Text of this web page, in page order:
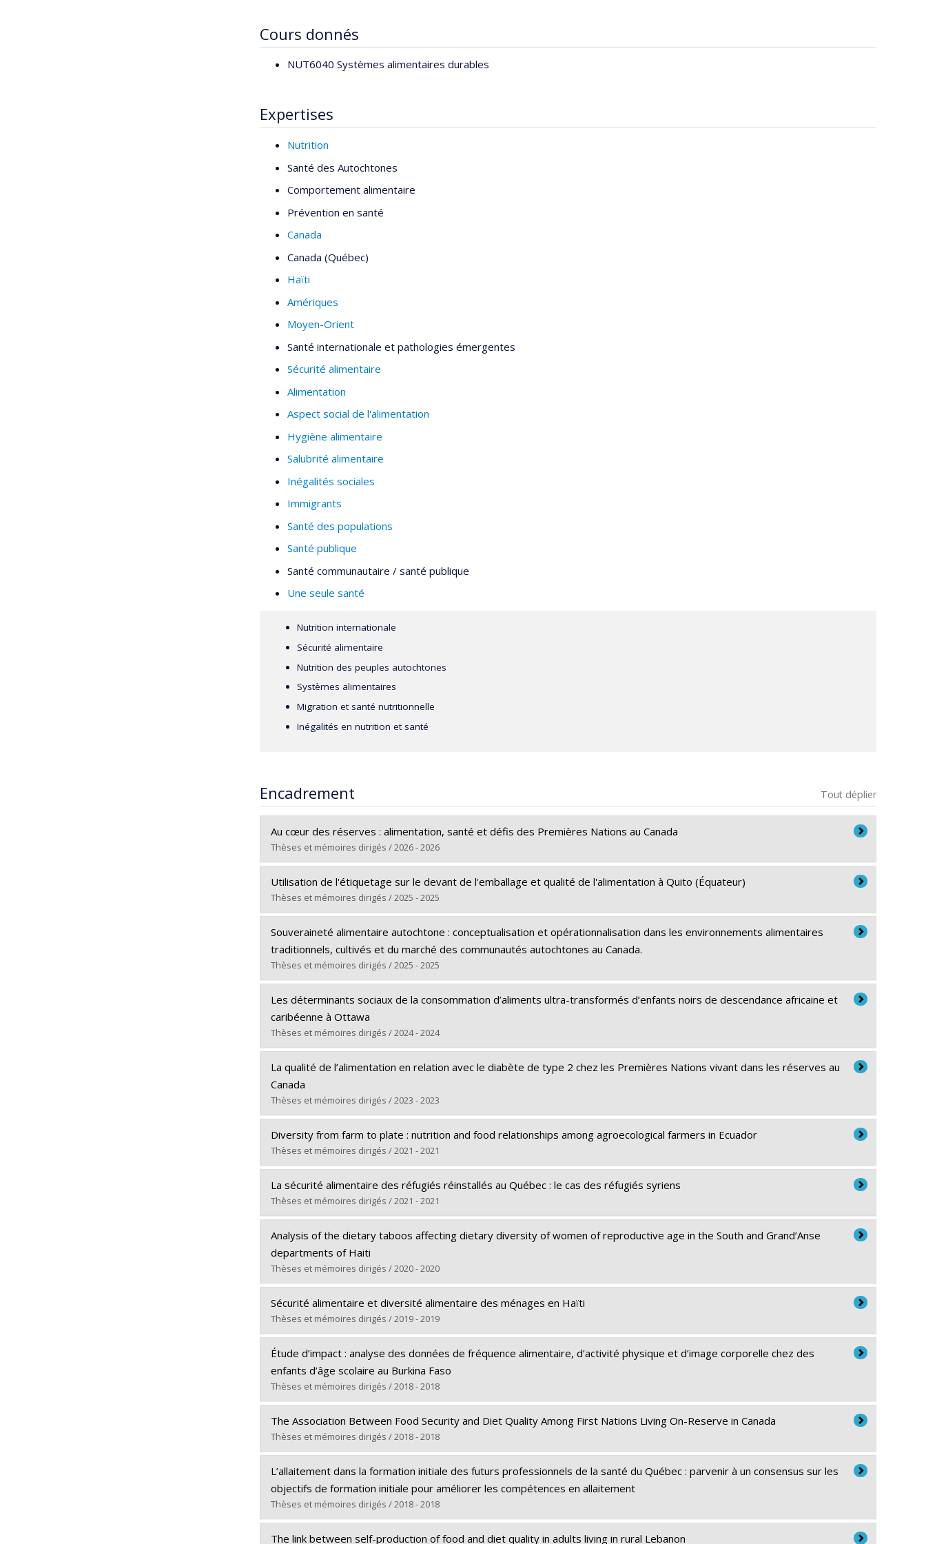
Cours donnés
NUT6040 Systèmes alimentaires durables
Expertises
Nutrition
Santé des Autochtones
Comportement alimentaire
Prévention en santé
Canada
Canada (Québec)
Haïti
Amériques
Moyen-Orient
Santé internationale et pathologies émergentes
Sécurité alimentaire
Alimentation
Aspect social de l'alimentation
Hygiène alimentaire
Salubrité alimentaire
Inégalités sociales
Immigrants
Santé des populations
Santé publique
Santé communautaire / santé publique
Une seule santé
Nutrition internationale
Sécurité alimentaire
Nutrition des peuples autochtones
Systèmes alimentaires
Migration et santé nutritionnelle
Inégalités en nutrition et santé
Encadrement Tout déplier
Au cœur des réserves : alimentation, santé et défis des Premières Nations au Canada
Thèses et mémoires dirigés / 2026 - 2026
Diplômé(e) : Sebai, Ines
Cycle : Doctorat
Diplôme obtenu :Ph. D.
Lien vers le document dans Papyrus
Utilisation de l'étiquetage sur le devant de l'emballage et qualité de l'alimentation à Quito (Équateur)
Thèses et mémoires dirigés / 2025 - 2025
Diplômé(e) : Hardan, Louna Maria
Cycle :Maîtrise
Diplôme obtenu :M. Sc.
Lien vers le document dans Papyrus
Souveraineté alimentaire autochtone : conceptualisation et opérationnalisation dans les environnements alimentaires
traditionnels, cultivés et du marché des communautés autochtones au Canada.
Thèses et mémoires dirigés / 2025 - 2025
Diplômé(e) :Mobetty, Fabrice
Cycle :Doctorat
Diplôme obtenu :Ph. D.
Lien vers le document dans Papyrus
Les déterminants sociaux de la consommation d’aliments ultra-transformés d’enfants noirs de descendance africaine et
caribéenne à Ottawa
Thèses et mémoires dirigés / 2024 - 2024
Diplômé(e) : Levacher, Valérie
Cycle :Maîtrise
Diplôme obtenu :M. Sc.
Lien vers le document dans Papyrus
La qualité de l’alimentation en relation avec le diabète de type 2 chez les Premières Nations vivant dans les réserves au
Canada
Thèses et mémoires dirigés / 2023 - 2023
Diplômé(e) :Lafortune, Ariane
Cycle : Maîtrise
Diplôme obtenu :M. Sc.
Lien vers le document dans Papyrus
Diversity from farm to plate : nutrition and food relationships among agroecological farmers in Ecuador
Thèses et mémoires dirigés / 2021 - 2021
Diplômé(e) :Deaconu, Ana Laura
Cycle : Doctorat
Diplôme obtenu :Ph. D.
Lien vers le document dans Papyrus
La sécurité alimentaire des réfugiés réinstallés au Québec : le cas des réfugiés syriens
Thèses et mémoires dirigés / 2021 - 2021
Diplômé(e) :Chevrier, Joanie
Cycle :Maîtrise
Diplôme obtenu :M. Sc.
Lien vers le document dans Papyrus
Analysis of the dietary taboos affecting dietary diversity of women of reproductive age in the South and Grand’Anse
departments of Haiti
Thèses et mémoires dirigés / 2020 - 2020
Diplômé(e) :Arasimowicz, Sabrina
Cycle : Maîtrise
Diplôme obtenu :M. Sc.
Lien vers le document dans Papyrus
Sécurité alimentaire et diversité alimentaire des ménages en Haïti
Thèses et mémoires dirigés / 2019 - 2019
Diplômé(e) :Sebai, Ines
Cycle :Maîtrise
Diplôme obtenu :M. Sc.
Lien vers le document dans Papyrus
Étude d’impact : analyse des données de fréquence alimentaire, d’activité physique et d’image corporelle chez des
enfants d’âge scolaire au Burkina Faso
Thèses et mémoires dirigés / 2018 - 2018
Diplômé(e) :Khachab, Zeina
Cycle : Maîtrise
Diplôme obtenu :M. Sc.
Lien vers le document dans Papyrus
The Association Between Food Security and Diet Quality Among First Nations Living On-Reserve in Canada
Thèses et mémoires dirigés / 2018 - 2018
Diplômé(e) : Steinhouse, Lara
Cycle :Maîtrise
Diplôme obtenu :M. Sc.
Lien vers le document dans Papyrus
L’allaitement dans la formation initiale des futurs professionnels de la santé du Québec : parvenir à un consensus sur les
objectifs de formation initiale pour améliorer les compétences en allaitement
Thèses et mémoires dirigés / 2018 - 2018
Diplômé(e) :Traore, Myrtha B.
The link between self-production of food and diet quality in adults living in rural Lebanon